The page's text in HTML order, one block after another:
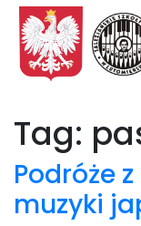
Tag:
Podróże
muzyki